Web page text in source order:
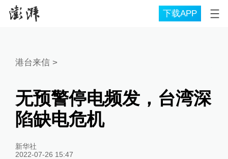
下载APP
港台来信>
无预警停电频发，台湾深
陷缺电危机
新华社
2022-07-26 15:47